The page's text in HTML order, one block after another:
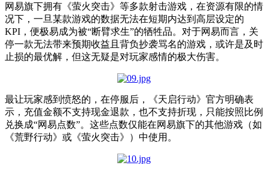
网易旗下拥有《萤火突击》等多款射击游戏，在资源有限的情
况下，一旦某款游戏的数据无法在短期内达到高层设定的
KPI，便极易成为被“断臂求生”的牺牲品。对于网易而言，关
停一款无法带来预期收益且背负抄袭骂名的游戏，或许是及时
止损的最优解，但这无疑是对玩家感情的极大伤害。
最让玩家感到愤怒的，在停服后，《天启行动》官方明确表
示，充值金额不支持现金退款，也不支持折现，只能按照比例
兑换成“网易点数”。这些点数仅能在网易旗下的其他游戏（如
《荒野行动》或《萤火突击》）中使用。